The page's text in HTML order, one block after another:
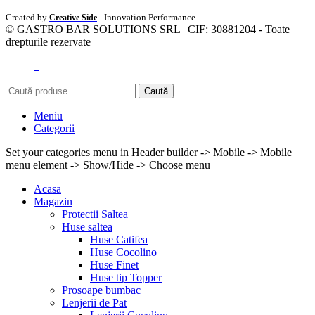
Created by Creative Side - Innovation Performance
© GASTRO BAR SOLUTIONS SRL | CIF: 30881204 - Toate
drepturile rezervate
Caută
Meniu
Categorii
Set your categories menu in Header builder -> Mobile -> Mobile
menu element -> Show/Hide -> Choose menu
Acasa
Magazin
Protectii Saltea
Huse saltea
Huse Catifea
Huse Cocolino
Huse Finet
Huse tip Topper
Prosoape bumbac
Lenjerii de Pat